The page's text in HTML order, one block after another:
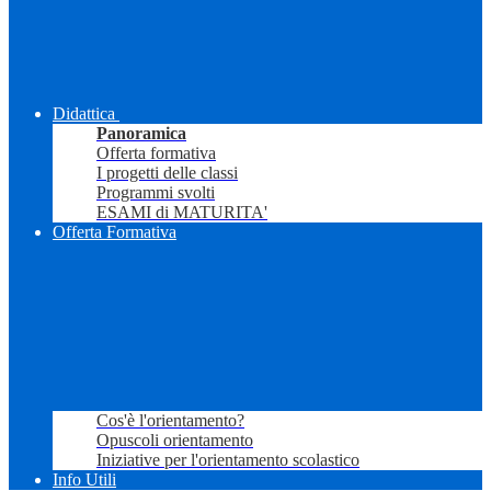
Didattica
Panoramica
Offerta formativa
I progetti delle classi
Programmi svolti
ESAMI di MATURITA'
Offerta Formativa
Cos'è l'orientamento?
Opuscoli orientamento
Iniziative per l'orientamento scolastico
Info Utili